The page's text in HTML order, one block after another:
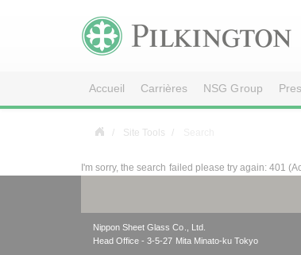
Accueil Carrières NSG Group
Site Tools
I'm sorry, the search failed please try again: 401
Nippon Sheet Glass Co., Ltd.
Head Office - 3-5-27 Mita Minato-ku Tokyo